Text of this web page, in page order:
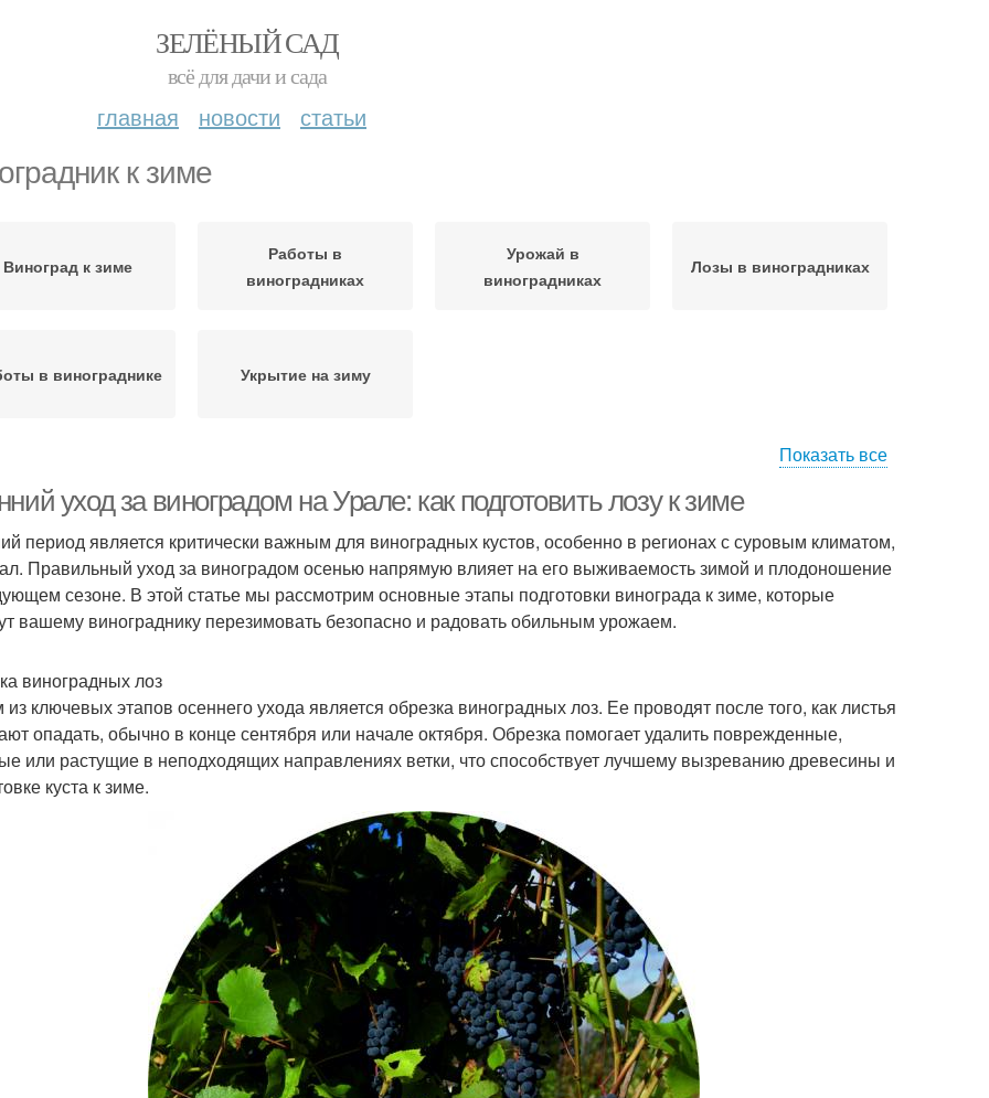
ЗЕЛЁНЫЙ САД
всё для дачи и сада
главная новости статьи
к зиме
Виноград к зиме
Работы в
виноградниках
Урожай в
виноградниках
Лозы в виноградниках
в винограднике Укрытие на зиму
Показать все
уход за виноградом на Урале: как подготовить лозу к зиме
период является критически важным для виноградных кустов, особенно в регионах с суровым климатом,
Правильный уход за виноградом осенью напрямую влияет на его выживаемость зимой и плодоношение
сезоне. В этой статье мы рассмотрим основные этапы подготовки винограда к зиме, которые
вашему винограднику перезимовать безопасно и радовать обильным урожаем.
виноградных лоз
ключевых этапов осеннего ухода является обрезка виноградных лоз. Ее проводят после того, как листья
опадать, обычно в конце сентября или начале октября. Обрезка помогает удалить поврежденные,
или растущие в неподходящих направлениях ветки, что способствует лучшему вызреванию древесины и
куста к зиме.